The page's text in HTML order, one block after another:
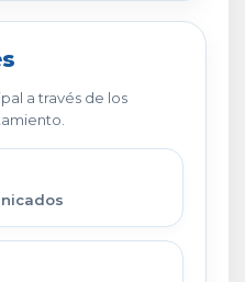
a través de los